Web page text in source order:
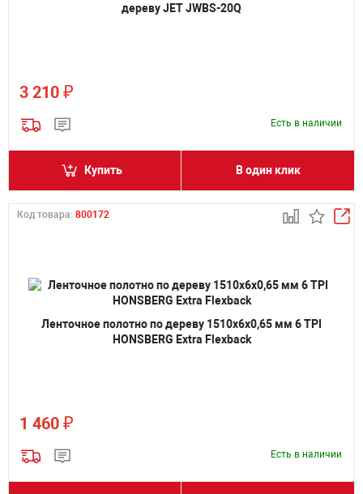
дереву JET JWBS-20Q
3 210 ₽
Есть в наличии
Купить В один клик
Код товара: 800172
Ленточное полотно по дереву 1510х6х0,65 мм 6 TPI
HONSBERG Extra Flexback
1 460 ₽
Есть в наличии